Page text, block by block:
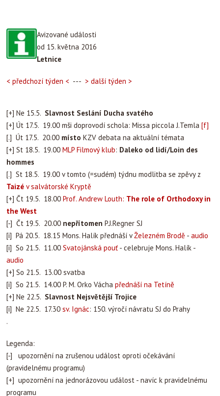
Avizované události
od 15. května 2016
Letnice
< předchozí týden < --- > další týden >
[+] Ne 15.5. Slavnost Seslání Ducha svatého
[+] Út 17.5. 19.00 mši doprovodí schola: Missa piccola J.Temla [f]
[.] Út 17.5. 20.00 místo KZV debata na aktuální témata
[+] St 18.5. 19.00 MLP Filmový klub: Daleko od lidí/Loin des
hommes
[.] St 18.5. 19.00 v tomto (=sudém) týdnu modlitba se zpěvy z
Taizé v salvátorské Kryptě
[+] Čt 19.5. 18.00 Prof. Andrew Louth: The role of Orthodoxy in
the West
[-] Čt 19.5. 20.00 nepřítomen P.J.Regner SJ
[i] Pá 20.5. 18.15 Mons. Halík přednáší vŽelezném Brodě - audio
[i] So 21.5. 11.00 Svatojánská pouť - celebruje Mons. Halík -
audio
[+] So 21.5. 13.00 svatba
[i] So 21.5. 14.00 P. M. Orko Vácha přednáší na Tetíně
[+] Ne 22.5. Slavnost Nejsvětější Trojice
[i] Ne 22.5. 17.30 sv. Ignác: 150. výročí návratu SJ do Prahy
.
Legenda:
[-] upozornění na zrušenou událost oproti očekávání
(pravidelnému programu)
[+] upozornění na jednorázovou událost - navíc k pravidelnému
programu